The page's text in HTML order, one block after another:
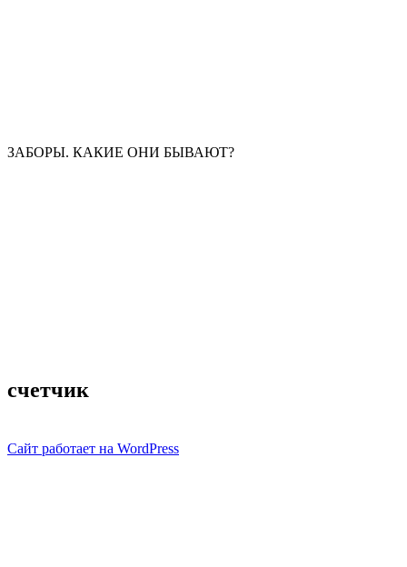
ЗАБОРЫ. КАКИЕ ОНИ БЫВАЮТ?
счетчик
Сайт работает на WordPress